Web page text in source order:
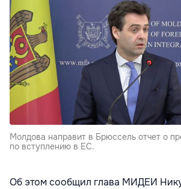
Молдова направит в Брюссель отчет о
по вступлению в ЕС.
Об этом сообщил глава МИДЕИ